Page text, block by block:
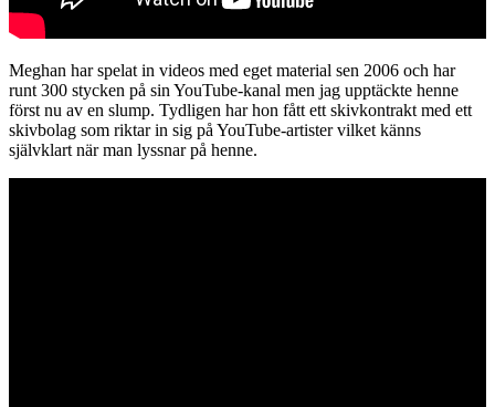
Meghan har spelat in videos med eget material sen 2006 och har
runt 300 stycken på sin YouTube-kanal men jag upptäckte henne
först nu av en slump. Tydligen har hon fått ett skivkontrakt med ett
skivbolag som riktar in sig på YouTube-artister vilket känns
självklart när man lyssnar på henne.